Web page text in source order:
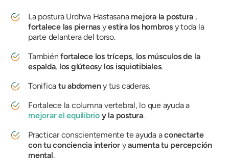
La postura Urdhva Hastasana mejora la postura ,
fortalece las piernasyestira los hombrosy toda la
parte delantera del torso.
Tambiénfortalece los tríceps, los músculos de la
espalda, los glúteosy los isquiotibiales.
Tonifica tu abdomeny tus caderas.
Fortalece la columna vertebral, lo que ayuda a
mejorar el equilibrioy la postura.
Practicar conscientemente te ayuda aconectarte
con tu conciencia interioryaumenta tu percepción
mental.